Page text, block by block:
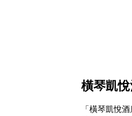
橫琴凱
「橫琴凱悅